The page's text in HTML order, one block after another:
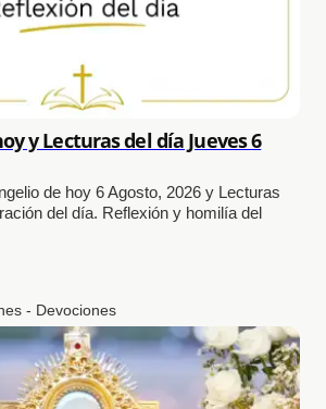
y Lecturas del día Jueves 6
de hoy 6 Agosto, 2026 y Lecturas
del día. Reflexión y homilía del
- Devociones